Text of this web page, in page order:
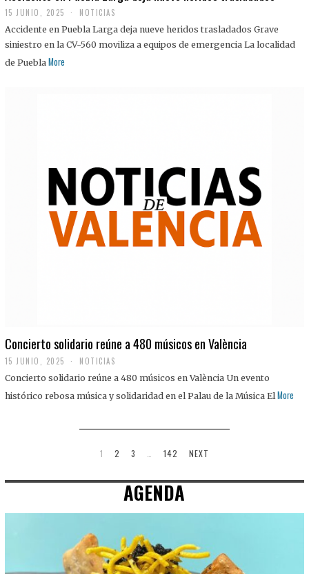
15 JUNIO, 2025 NOTICIAS
Accidente en Puebla Larga deja nueve heridos trasladados Grave
siniestro en la CV-560 moviliza a equipos de emergencia La localidad
de Puebla More
Concierto solidario reúne a 480 músicos en València
15 JUNIO, 2025 NOTICIAS
Concierto solidario reúne a 480 músicos en València Un evento
histórico rebosa música y solidaridad en el Palau de la Música El More
1 2 3 142 NEXT
AGENDA